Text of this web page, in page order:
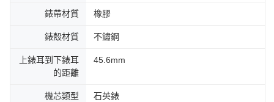
錶帶材質 橡膠
錶殼材質 不鏽鋼
上錶耳到下錶耳
的距離
45.6mm
機芯類型 石英錶